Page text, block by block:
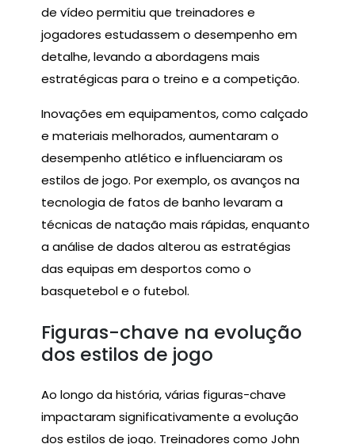
de vídeo permitiu que treinadores e
jogadores estudassem o desempenho em
detalhe, levando a abordagens mais
estratégicas para o treino e a competição.
Inovações em equipamentos, como calçado
e materiais melhorados, aumentaram o
desempenho atlético e influenciaram os
estilos de jogo. Por exemplo, os avanços na
tecnologia de fatos de banho levaram a
técnicas de natação mais rápidas, enquanto
a análise de dados alterou as estratégias
das equipas em desportos como o
basquetebol e o futebol.
Figuras-chave na evolução
dos estilos de jogo
Ao longo da história, várias figuras-chave
impactaram significativamente a evolução
dos estilos de jogo. Treinadores como John